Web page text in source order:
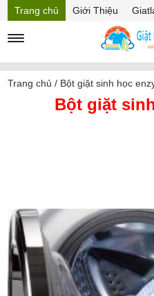
Trang chủ Giới Thiệu
Mã Giảm giá
Trang chủ / Bột giặt sinh học
Bột giặt